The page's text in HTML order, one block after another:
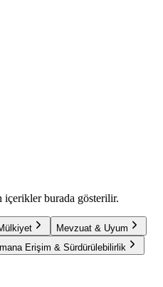
içerikler burada gösterilir.
Mevzuat & Uyum
Erişim & Sürdürülebilirlik